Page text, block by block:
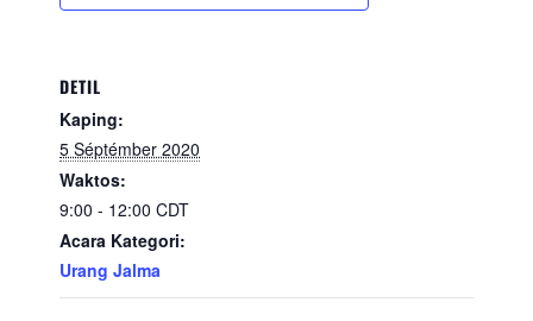
DETIL
Kaping:
5 Séptémber 2020
Waktos:
9:00 - 12:00 CDT
Acara Kategori:
Urang Jalma